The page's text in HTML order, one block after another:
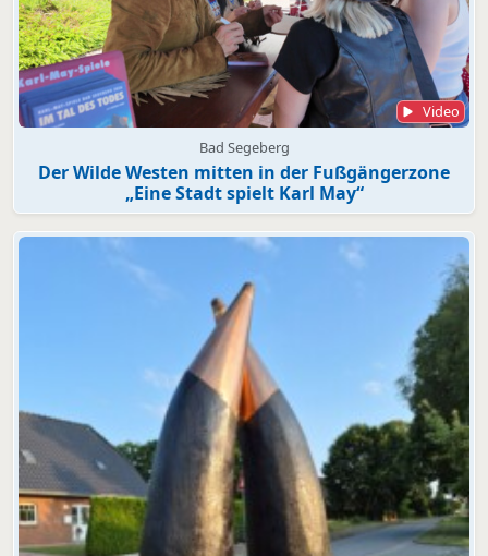
Video
Bad Segeberg
Der Wilde Westen mitten in der Fußgängerzone
„Eine Stadt spielt Karl May“